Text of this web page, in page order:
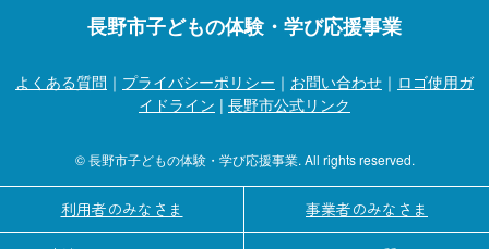
長野市子どもの体験・学び応援事業
よくある質問 ｜ プライバシーポリシー ｜ お問い合わせ ｜ ロゴ使用ガ
イドライン | 長野市公式リンク
© 長野市子どもの体験・学び応援事業. All rights reserved.
利用者のみなさま 事業者のみなさま